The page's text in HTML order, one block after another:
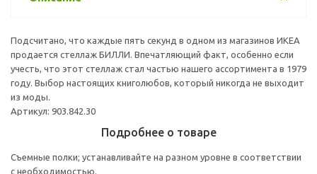
Подсчитано, что каждые пять секунд в одном из магазинов ИКЕА
продается стеллаж БИЛЛИ. Впечатляющий факт, особенно если
учесть, что этот стеллаж стал частью нашего ассортимента в 1979
году. Выбор настоящих книголюбов, который никогда не выходит
из моды.
Артикул: 903.842.30
Подробнее о товаре
Съемные полки; устанавливайте на разном уровне в соответствии
с необходимостью.